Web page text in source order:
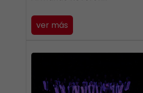
ver más